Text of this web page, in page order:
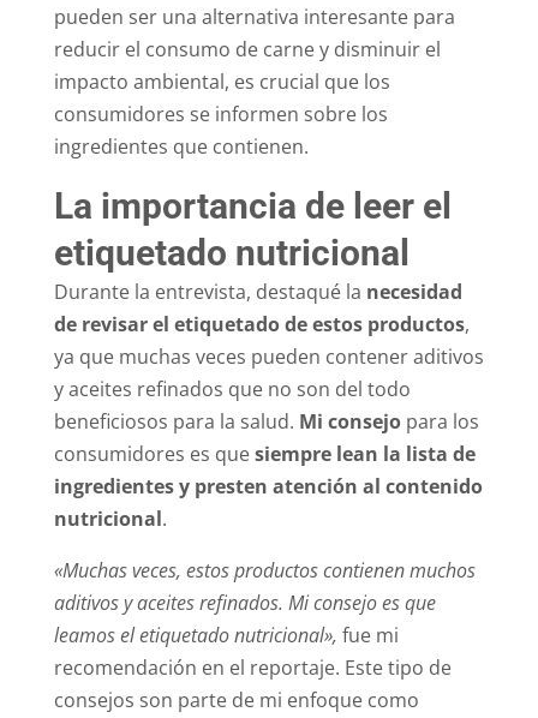
pueden ser una alternativa interesante para
reducir el consumo de carne y disminuir el
impacto ambiental, es crucial que los
consumidores se informen sobre los
ingredientes que contienen.
La importancia de leer el
etiquetado nutricional
Durante la entrevista, destaqué la necesidad
de revisar el etiquetado de estos productos,
ya que muchas veces pueden contener aditivos
y aceites refinados que no son del todo
beneficiosos para la salud. Mi consejopara los
consumidores es quesiempre lean la lista de
ingredientes y presten atención al contenido
nutricional.
«Muchas veces, estos productos contienen muchos
aditivos y aceites refinados. Mi consejo es que
leamos el etiquetado nutricional», fue mi
recomendación en el reportaje. Este tipo de
consejos son parte de mi enfoque como